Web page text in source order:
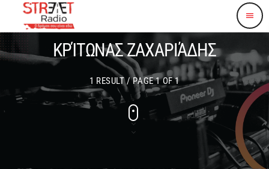
menu
ΚΡΊΤΩΝΑΣ ΖΑΧΑΡΙΆΔΗΣ
1 RESULT / PAGE 1 OF 1